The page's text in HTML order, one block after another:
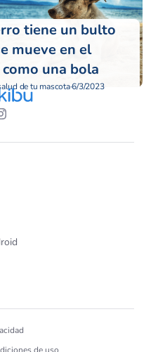
tiene un bulto
mueve en el
una bola
de tu mascota·6/3/2023
de uso